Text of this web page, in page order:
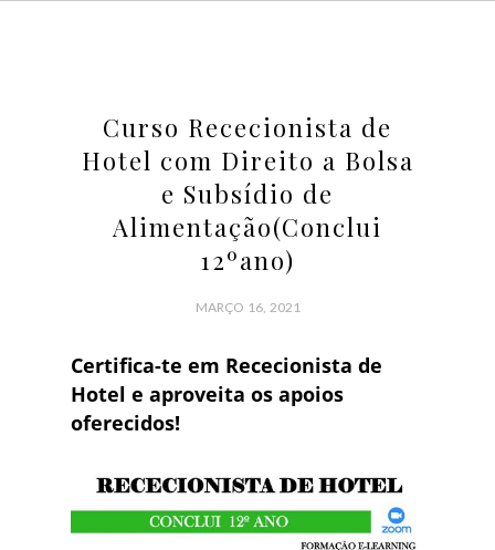
Curso Rececionista de
Hotel com Direito a Bolsa
e Subsídio de
Alimentação(Conclui
12ºano)
MARÇO 16, 2021
Certifica-te em Rececionista de
Hotel e aproveita os apoios
oferecidos!